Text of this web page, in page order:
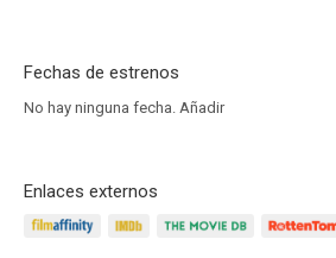
Fechas de estrenos
No hay ninguna fecha. Añadir
Enlaces externos